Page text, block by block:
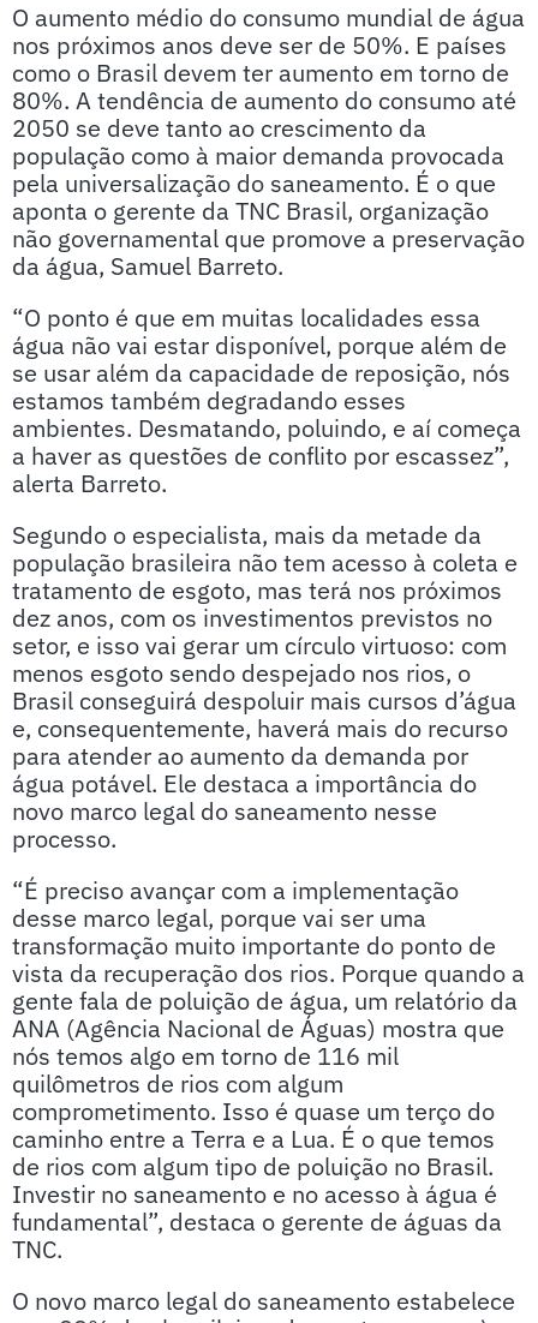
O aumento médio do consumo mundial de água
nos próximos anos deve ser de 50%. E países
como o Brasil devem ter aumento em torno de
80%. A tendência de aumento do consumo até
2050 se deve tanto ao crescimento da
população como à maior demanda provocada
pela universalização do saneamento. É o que
aponta o gerente da TNC Brasil, organização
não governamental que promove a preservação
da água, Samuel Barreto.
“O ponto é que em muitas localidades essa
água não vai estar disponível, porque além de
se usar além da capacidade de reposição, nós
estamos também degradando esses
ambientes. Desmatando, poluindo, e aí começa
a haver as questões de conflito por escassez”,
alerta Barreto.
Segundo o especialista, mais da metade da
população brasileira não tem acesso à coleta e
tratamento de esgoto, mas terá nos próximos
dez anos, com os investimentos previstos no
setor, e isso vai gerar um círculo virtuoso: com
menos esgoto sendo despejado nos rios, o
Brasil conseguirá despoluir mais cursos d’água
e, consequentemente, haverá mais do recurso
para atender ao aumento da demanda por
água potável. Ele destaca a importância do
novo marco legal do saneamento nesse
processo.
“É preciso avançar com a implementação
desse marco legal, porque vai ser uma
transformação muito importante do ponto de
vista da recuperação dos rios. Porque quando a
gente fala de poluição de água, um relatório da
ANA (Agência Nacional de Águas) mostra que
nós temos algo em torno de 116 mil
quilômetros de rios com algum
comprometimento. Isso é quase um terço do
caminho entre a Terra e a Lua. É o que temos
de rios com algum tipo de poluição no Brasil.
Investir no saneamento e no acesso à água é
fundamental”, destaca o gerente de águas da
TNC.
O novo marco legal do saneamento estabelece